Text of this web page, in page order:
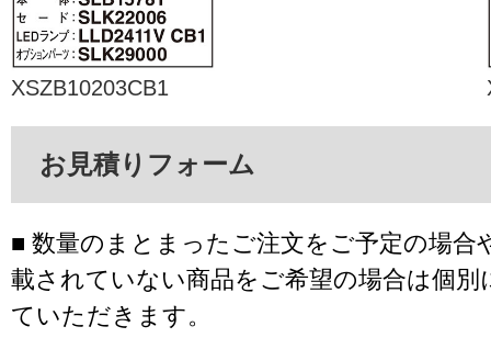
XSZB10203CB1
お見積りフォーム
■ 数量のまとまったご注文をご予定の場合
載されていない商品をご希望の場合は個別
ていただきます。